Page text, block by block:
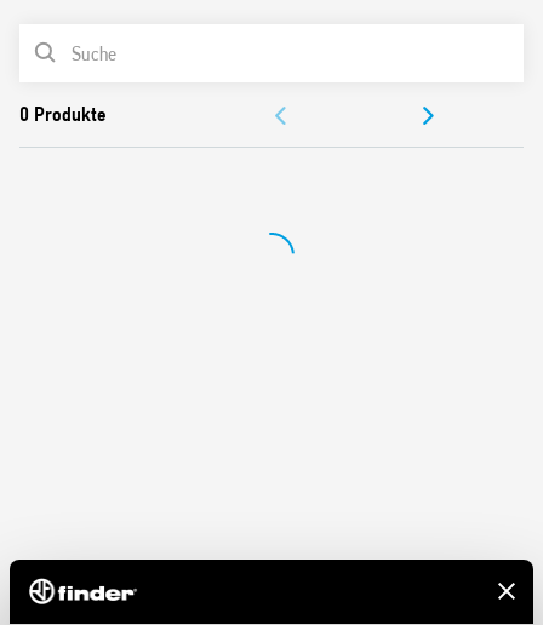
Durchgangsbereiche.
PRODUKTLISTE
ZULASSUNGEN